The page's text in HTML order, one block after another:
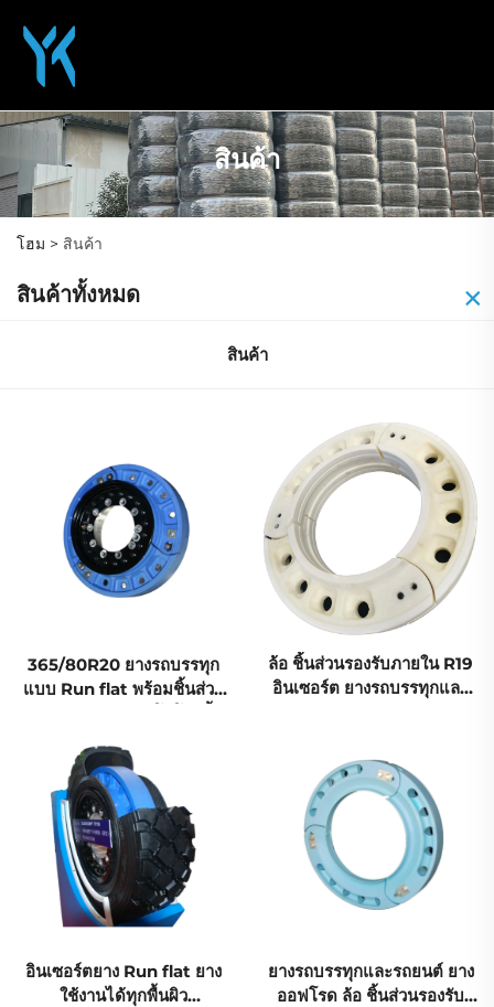
สินค้า
โฮม > สินค้า
สินค้าทั้งหมด
สินค้า
365/80R20 ยางรถบรรทุก
แบบ Run flat พร้อมชิ้นส่วน
ล้อ ชิ้นส่วนรองรับภายใน R19
อินเซอร์ต ยางรถบรรทุกและ
อินเซอร์ตยาง Run flat ยาง
ใช้งานได้ทุกพื้นผิว
ยางรถบรรทุกและรถยนต์ ยาง
ออฟโรด ล้อ ชิ้นส่วนรองรับ